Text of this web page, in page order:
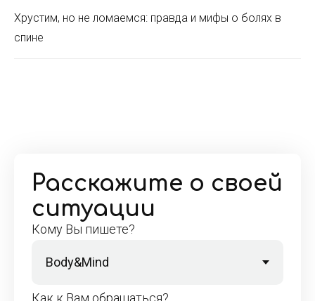
Хрустим, но не ломаемся: правда и мифы о болях в
спине
Расскажите о своей
ситуации
Кому Вы пишете?
Как к Вам обращаться?